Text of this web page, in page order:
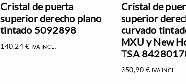
Cristal de puerta
superior derecho plano
tintado 5092898
140,24 € IVA INCL.
Cristal de
superior
curvado
MXU y New
TSA
350,90 € IVA INCL.